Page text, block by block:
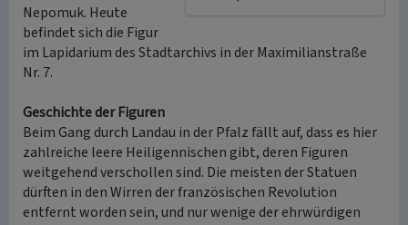
Nepomuk. Heute
befindet sich die Figur
im Lapidarium des Stadtarchivs in der Maximilianstraße
Nr. 7.
Geschichte der Figuren
Beim Gang durch Landau in der Pfalz fällt auf, dass es hier
zahlreiche leere Heiligennischen gibt, deren Figuren
weitgehend verschollen sind. Die meisten der Statuen
dürften in den Wirren der französischen Revolution
entfernt worden sein, und nur wenige der ehrwürdigen